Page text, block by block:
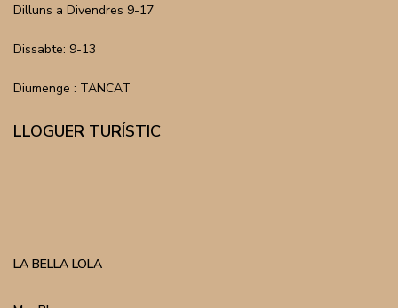
Dilluns a Divendres 9-17
Dissabte: 9-13
Diumenge : TANCAT
LLOGUER TURÍSTIC
LA BELLA LOLA